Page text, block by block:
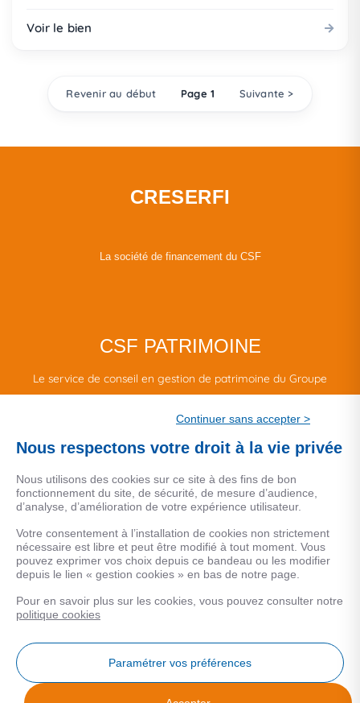
Voir le bien
Revenir au début Page 1 Suivante >
CRESERFI
La société de financement du CSF
CSF PATRIMOINE
Le service de conseil en gestion de patrimoine du Groupe
MENTIONS LEGALES
Données personnelles
COOKIES
Continuer sans accepter >
Nous respectons votre droit à la vie privée
Nous utilisons des cookies sur ce site à des fins de bon
fonctionnement du site, de sécurité, de mesure d’audience,
d’analyse, d’amélioration de votre expérience utilisateur.
Votre consentement à l’installation de cookies non strictement
nécessaire est libre et peut être modifié à tout moment. Vous
pouvez exprimer vos choix depuis ce bandeau ou les modifier
depuis le lien « gestion cookies » en bas de notre page.
Pour en savoir plus sur les cookies, vous pouvez consulter notre
politique cookies
Paramétrer vos préférences